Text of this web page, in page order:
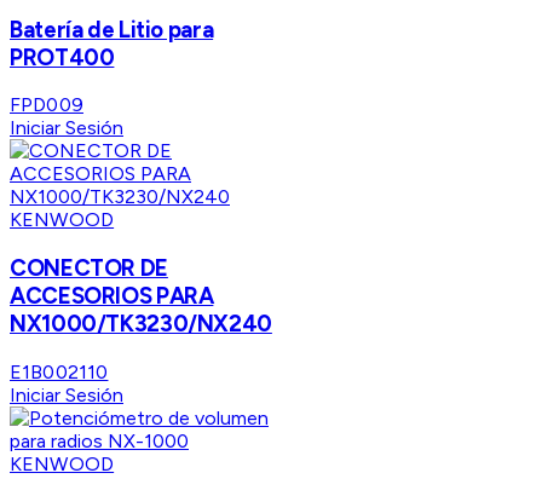
Batería de Litio para
PROT400
FPD009
Iniciar Sesión
KENWOOD
CONECTOR DE
ACCESORIOS PARA
NX1000/TK3230/NX240
E1B002110
Iniciar Sesión
KENWOOD